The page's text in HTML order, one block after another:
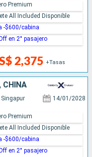
2,375 +Tasas
Premium
All Included Disponible
-$600/cabina
en 2° pasajero
CHINA
Singapur 14/01/2028
Premium
All Included Disponible
-$600/cabina
en 2° pasajero